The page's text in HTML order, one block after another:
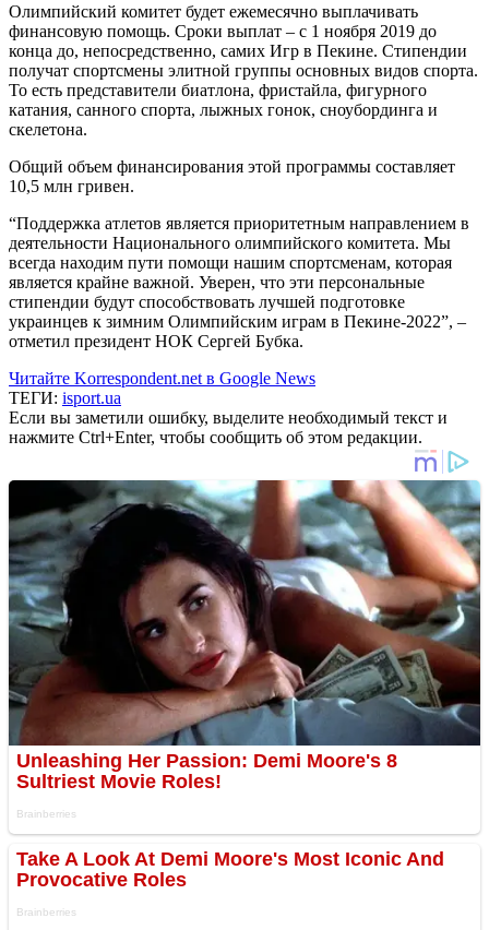
Олимпийский комитет будет ежемесячно выплачивать
финансовую помощь. Сроки выплат – с 1 ноября 2019 до
конца до, непосредственно, самих Игр в Пекине. Стипендии
получат спортсмены элитной группы основных видов спорта.
То есть представители биатлона, фристайла, фигурного
катания, санного спорта, лыжных гонок, сноубординга и
скелетона.
Общий объем финансирования этой программы составляет
10,5 млн гривен.
“Поддержка атлетов является приоритетным направлением в
деятельности Национального олимпийского комитета. Мы
всегда находим пути помощи нашим спортсменам, которая
является крайне важной. Уверен, что эти персональные
стипендии будут способствовать лучшей подготовке
украинцев к зимним Олимпийским играм в Пекине-2022”, –
отметил президент НОК Сергей Бубка.
Читайте Korrespondent.net в Google News
ТЕГИ: isport.ua
Если вы заметили ошибку, выделите необходимый текст и
нажмите Ctrl+Enter, чтобы сообщить об этом редакции.